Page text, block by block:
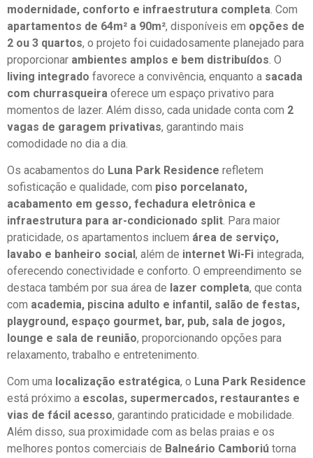
modernidade, conforto e infraestrutura completa . Com
apartamentos de 64m² a 90m², disponíveis em opções de
2 ou 3 quartos, o projeto foi cuidadosamente planejado para
proporcionar ambientes amplos e bem distribuídos . O
living integrado favorece a convivência, enquanto a sacada
com churrasqueira oferece um espaço privativo para
momentos de lazer. Além disso, cada unidade conta com 2
vagas de garagem privativas, garantindo mais
comodidade no dia a dia.
Os acabamentos do Luna Park Residence refletem
sofisticação e qualidade, com piso porcelanato,
acabamento em gesso, fechadura eletrônica e
infraestrutura para ar-condicionado split. Para maior
praticidade, os apartamentos incluem área de serviço,
lavabo e banheiro social, além de internet Wi-Fi integrada,
oferecendo conectividade e conforto. O empreendimento se
destaca também por sua área de lazer completa, que conta
com academia, piscina adulto e infantil, salão de festas,
playground, espaço gourmet, bar, pub, sala de jogos,
lounge e sala de reunião, proporcionando opções para
relaxamento, trabalho e entretenimento.
Com uma localização estratégica, o Luna Park Residence
está próximo a escolas, supermercados, restaurantes e
vias de fácil acesso, garantindo praticidade e mobilidade.
Além disso, sua proximidade com as belas praias e os
melhores pontos comerciais de Balneário Camboriú torna